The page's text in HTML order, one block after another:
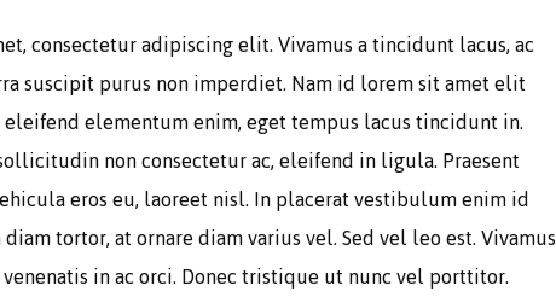
consectetur adipiscing elit. Vivamus a tincidunt lacus, ac
suscipit purus non imperdiet. Nam id lorem sit amet elit
elementum enim, eget tempus lacus tincidunt in.
non consectetur ac, eleifend in ligula. Praesent
eros eu, laoreet nisl. In placerat vestibulum enim id
tortor, at ornare diam varius vel. Sed vel leo est. Vivamus
in ac orci. Donec tristique ut nunc vel porttitor.